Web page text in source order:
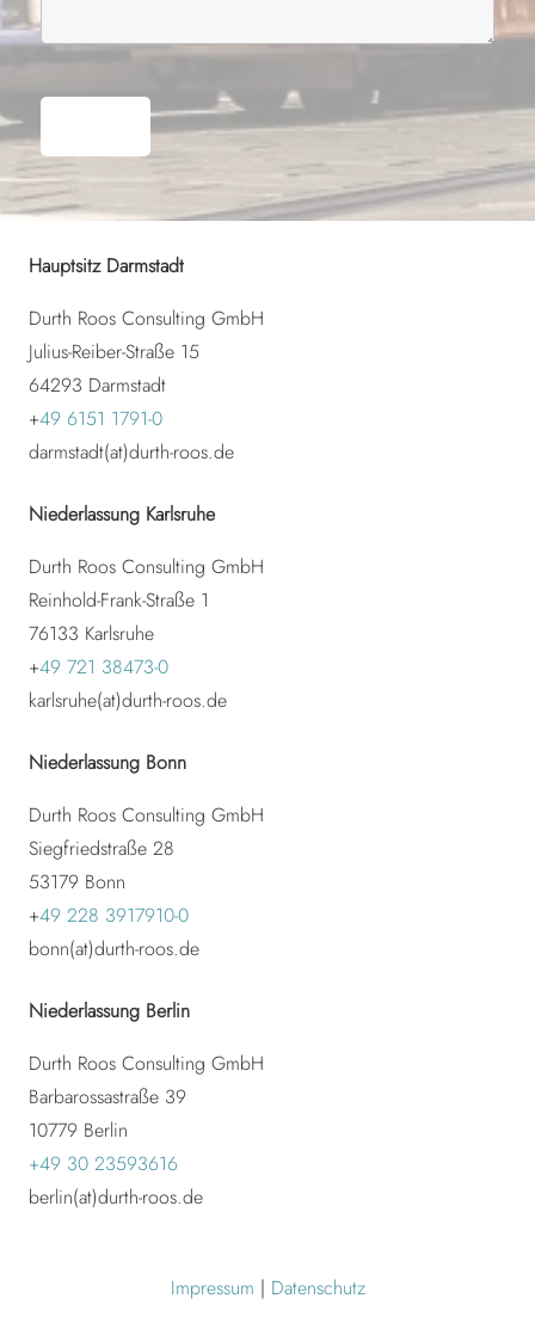
Hauptsitz Darmstadt
Durth Roos Consulting GmbH
Julius-Reiber-Straße 15
64293 Darmstadt
+49 6151 1791-0
darmstadt(at)durth-roos.de
Niederlassung Karlsruhe
Durth Roos Consulting GmbH
Reinhold-Frank-Straße 1
76133 Karlsruhe
+49 721 38473-0
karlsruhe(at)durth-roos.de
Niederlassung Bonn
Durth Roos Consulting GmbH
Siegfriedstraße 28
53179 Bonn
+49 228 3917910-0
bonn(at)durth-roos.de
Niederlassung Berlin
Durth Roos Consulting GmbH
Barbarossastraße 39
10779 Berlin
+49 30 23593616
berlin(at)durth-roos.de
Impressum | Datenschutz